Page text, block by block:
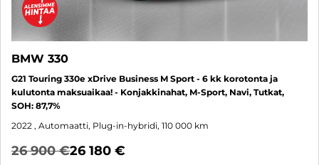
BMW 330
G21 Touring 330e xDrive Business M Sport - 6 kk korotonta ja
kulutonta maksuaikaa! - Konjakkinahat, M-Sport, Navi, Tutkat,
SOH: 87,7%
2022 , Automaatti, Plug-in-hybridi, 110 000 km
26 900 €26 180 €